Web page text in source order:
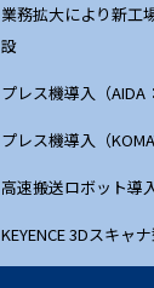
業務拡大により新工
設
プレス機導入（AIDA
プレス機導入（
高速搬送ロボット導
KEYENCE 3Dスキャ